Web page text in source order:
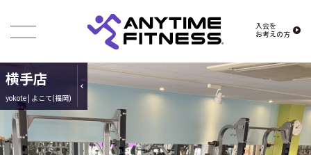
入会を
お考えの方
横手店
yokote | よこて(福岡)